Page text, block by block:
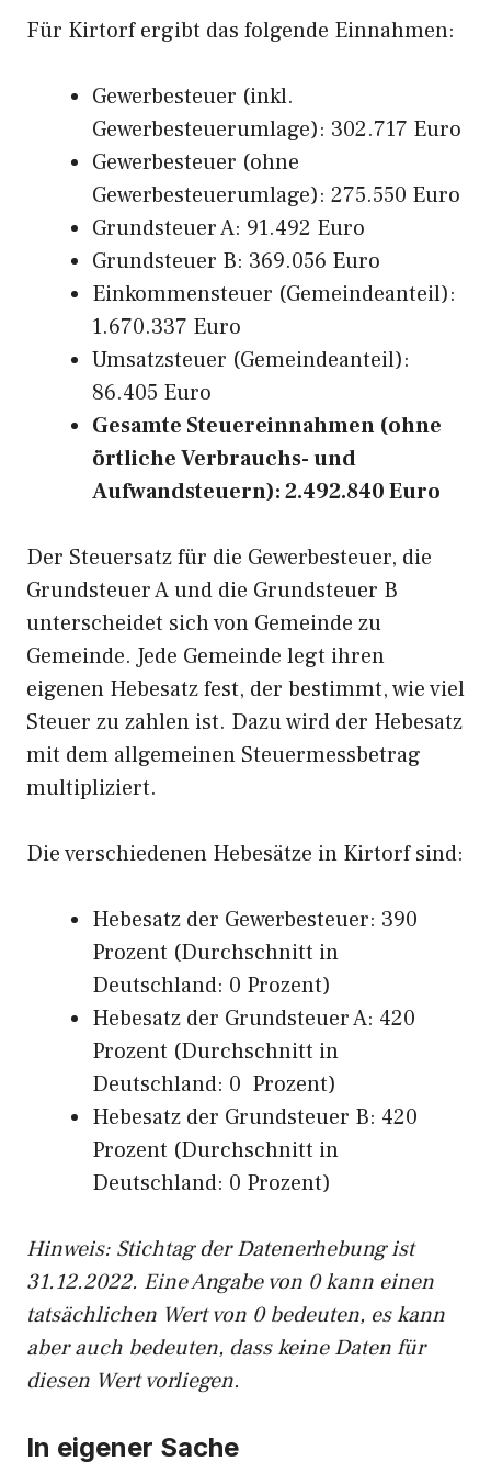
Für Kirtorf ergibt das folgende Einnahmen:
Gewerbesteuer (inkl.
Gewerbesteuerumlage): 302.717 Euro
Gewerbesteuer (ohne
Gewerbesteuerumlage): 275.550 Euro
Grundsteuer A: 91.492 Euro
Grundsteuer B: 369.056 Euro
Einkommensteuer (Gemeindeanteil):
1.670.337 Euro
Umsatzsteuer (Gemeindeanteil):
86.405 Euro
Gesamte Steuereinnahmen (ohne
örtliche Verbrauchs- und
Aufwandsteuern): 2.492.840 Euro
Der Steuersatz für die Gewerbesteuer, die
Grundsteuer A und die Grundsteuer B
unterscheidet sich von Gemeinde zu
Gemeinde. Jede Gemeinde legt ihren
eigenen Hebesatz fest, der bestimmt, wie viel
Steuer zu zahlen ist. Dazu wird der Hebesatz
mit dem allgemeinen Steuermessbetrag
multipliziert.
Die verschiedenen Hebesätze in Kirtorf sind:
Hebesatz der Gewerbesteuer: 390
Prozent (Durchschnitt in
Deutschland: 0 Prozent)
Hebesatz der Grundsteuer A: 420
Prozent (Durchschnitt in
Deutschland: 0 Prozent)
Hebesatz der Grundsteuer B: 420
Prozent (Durchschnitt in
Deutschland: 0 Prozent)
Hinweis: Stichtag der Datenerhebung ist
31.12.2022. Eine Angabe von 0 kann einen
tatsächlichen Wert von 0 bedeuten, es kann
aber auch bedeuten, dass keine Daten für
diesen Wert vorliegen.
In eigener Sache